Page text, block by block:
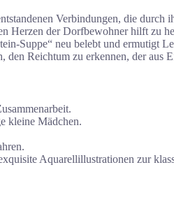
Verbindungen, die durch
Herzen der Dorfbewohner hilft zu
Suppe“ neu belebt und ermutigt
Reichtum zu erkennen, der aus
kleine Mädchen.
Aquarellillustrationen zur